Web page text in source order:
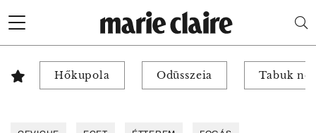
Hőkupola Odüsszeia Tabuk